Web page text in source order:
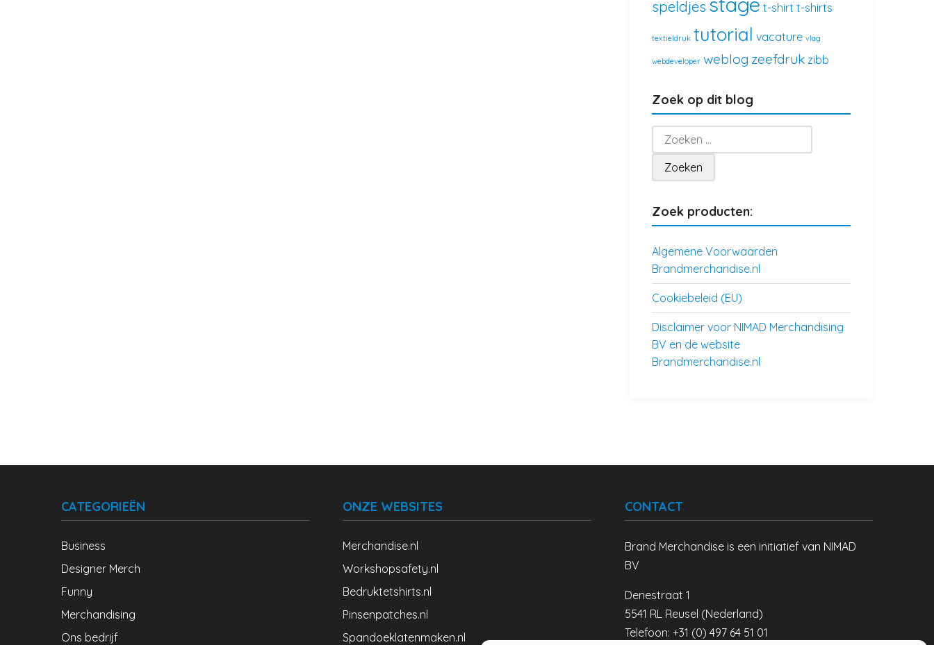
speldjes t-shirt t-shirts
textieldruk tutorial vacature vlag
webdeveloper weblog zeefdruk zibb
Zoek op dit blog
Zoeken
naar:
Zoek producten:
Algemene Voorwaarden
Brandmerchandise.nl
Cookiebeleid (EU)
Disclaimer voor NIMAD Merchandising
BV en de website
Brandmerchandise.nl
CATEGORIEËN
Business
Designer Merch
Funny
Merchandising
Ons bedrijf
ONZE WEBSITES
Merchandise.nl
Workshopsafety.nl
Bedruktetshirts.nl
Pinsenpatches.nl
Spandoeklatenmaken.nl
CONTACT
Brand Merchandise is een initiatief van NIMAD
BV
Denestraat 1
5541 RL Reusel (Nederland)
Telefoon: +31 (0) 497 64 51 01